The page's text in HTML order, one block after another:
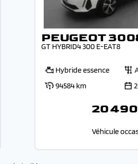
PEUGEOT
GT HYBRID4 300 E-EAT8
Hybride essence
94584 km
20
Véhicule